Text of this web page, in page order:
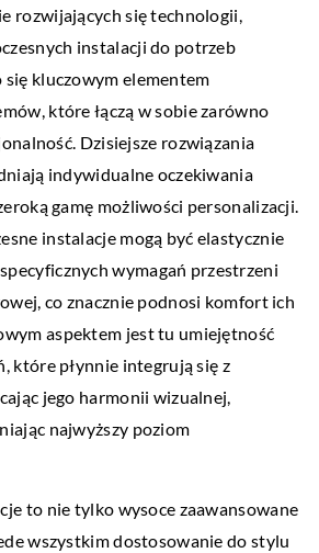
rozwijających się technologii,
instalacji do potrzeb
kluczowym elementem
które łączą w sobie zarówno
Dzisiejsze rozwiązania
indywidualne oczekiwania
gamę możliwości personalizacji.
instalacje mogą być elastycznie
wymagań przestrzeni
co znacznie podnosi komfort ich
aspektem jest tu umiejętność
które płynnie integrują się z
jego harmonii wizualnej,
najwyższy poziom
to nie tylko wysoce zaawansowane
wszystkim dostosowanie do stylu